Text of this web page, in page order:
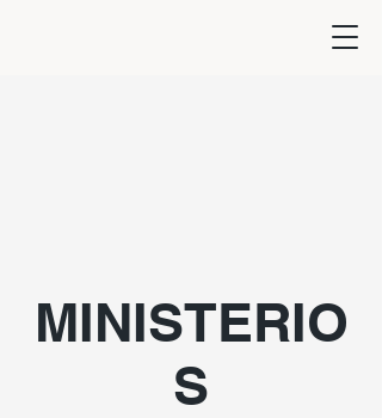
MINISTERIO
S